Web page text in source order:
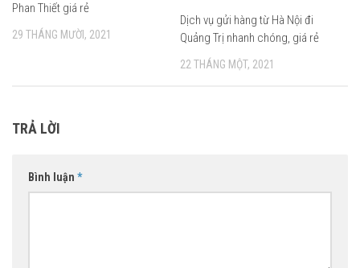
Phan Thiết giá rẻ
29 THÁNG MƯỜI, 2021
Dịch vụ gửi hàng từ Hà Nội đi
Quảng Trị nhanh chóng, giá rẻ
22 THÁNG MỘT, 2021
TRẢ LỜI
Bình luận *